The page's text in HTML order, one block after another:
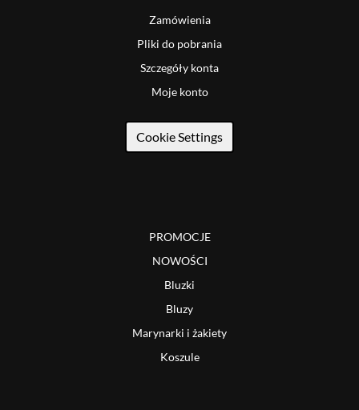
Zamówienia
Pliki do pobrania
Szczegóły konta
Moje konto
Cookie Settings
PROMOCJE
NOWOŚCI
Bluzki
Bluzy
Marynarki i żakiety
Koszule